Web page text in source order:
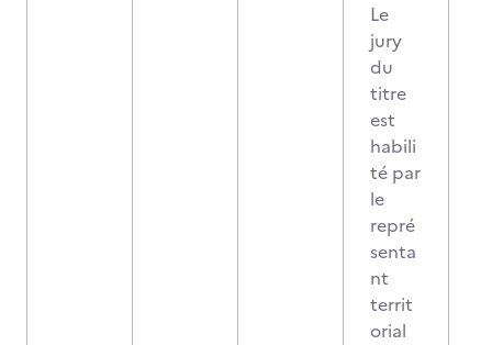
Le
jury
du
titre
est
habili
té par
le
repré
senta
nt
territ
orial